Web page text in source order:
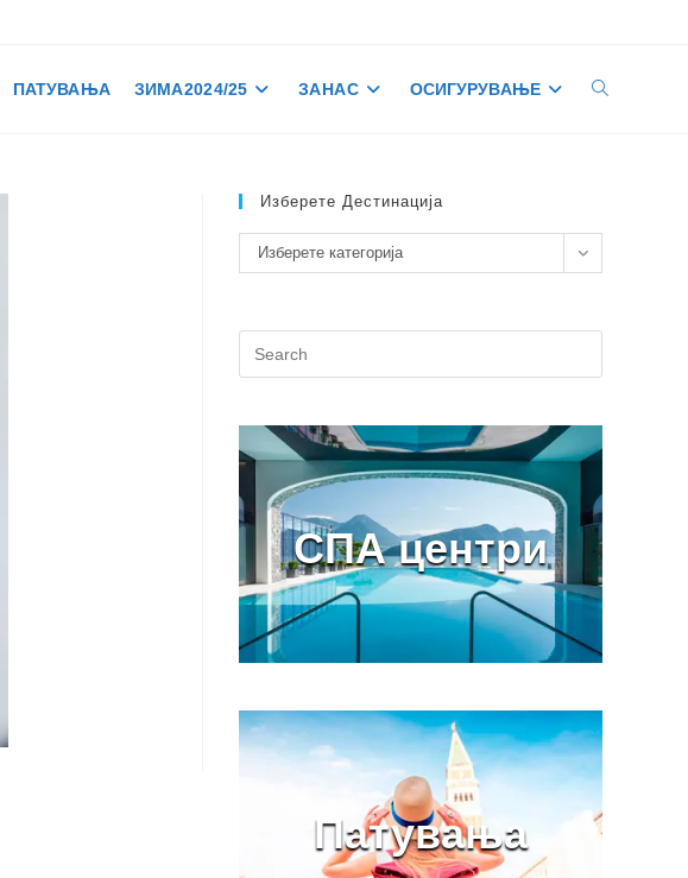
ПАТУВАЊА ЗИМА 2024/25 ЗА НАС ОСИГУРУВАЊЕ TOGGLE
Изберете Дестинација
Изберете
дестинација
Изберете категорија
СПА центри
Патувања